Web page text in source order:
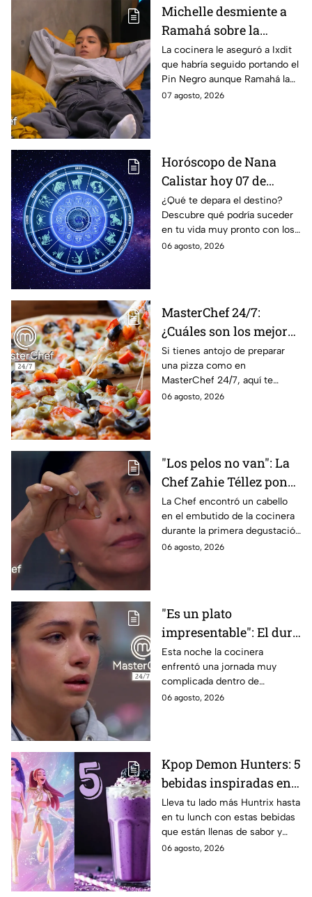
Michelle desmiente a
Ramahá sobre la
designación del Pin
Negro a un integrante
de las "Divas" en
MasterChef 24/7
La cocinera le aseguró a Ixdit
que habría seguido portando el
Pin Negro aunque Ramahá la
hubiera subido al balcón
07 agosto, 2026
Horóscopo de Nana
Calistar hoy 07 de
agosto; estos signos
podrían dejar de estar
solteros más pronto de
lo que imaginan y
¿Qué te depara el destino?
Descubre qué podría suceder
en tu vida muy pronto con los
horóscopos de Nana Calistar;
06 agosto, 2026
MasterChef 24/7:
¿Cuáles son los mejores
quesos para preparar
pizza en casa?
Si tienes antojo de preparar
una pizza como en
MasterChef 24/7, aquí te
contamos todo lo que debes
06 agosto, 2026
"Los pelos no van": La
Chef Zahie Téllez pone
en evidencia a Carmen
en la gala de mandiles
negros de MasterChef
24/7
La Chef encontró un cabello
en el embutido de la cocinera
durante la primera degustación
de la noche
06 agosto, 2026
"Es un plato
impresentable": El duro
regaño que hizo llorar a
Michelle dentro de
MasterChef 24/7
Esta noche la cocinera
enfrentó una jornada muy
complicada dentro de
MasterChef 24/7.
06 agosto, 2026
Kpop Demon Hunters: 5
bebidas inspiradas en
las guerreras Huntrix
para llevar a la escuela
este regreso a clases
2026; son saludables y
Lleva tu lado más Huntrix hasta
en tu lunch con estas bebidas
que están llenas de sabor y
frescura.
06 agosto, 2026